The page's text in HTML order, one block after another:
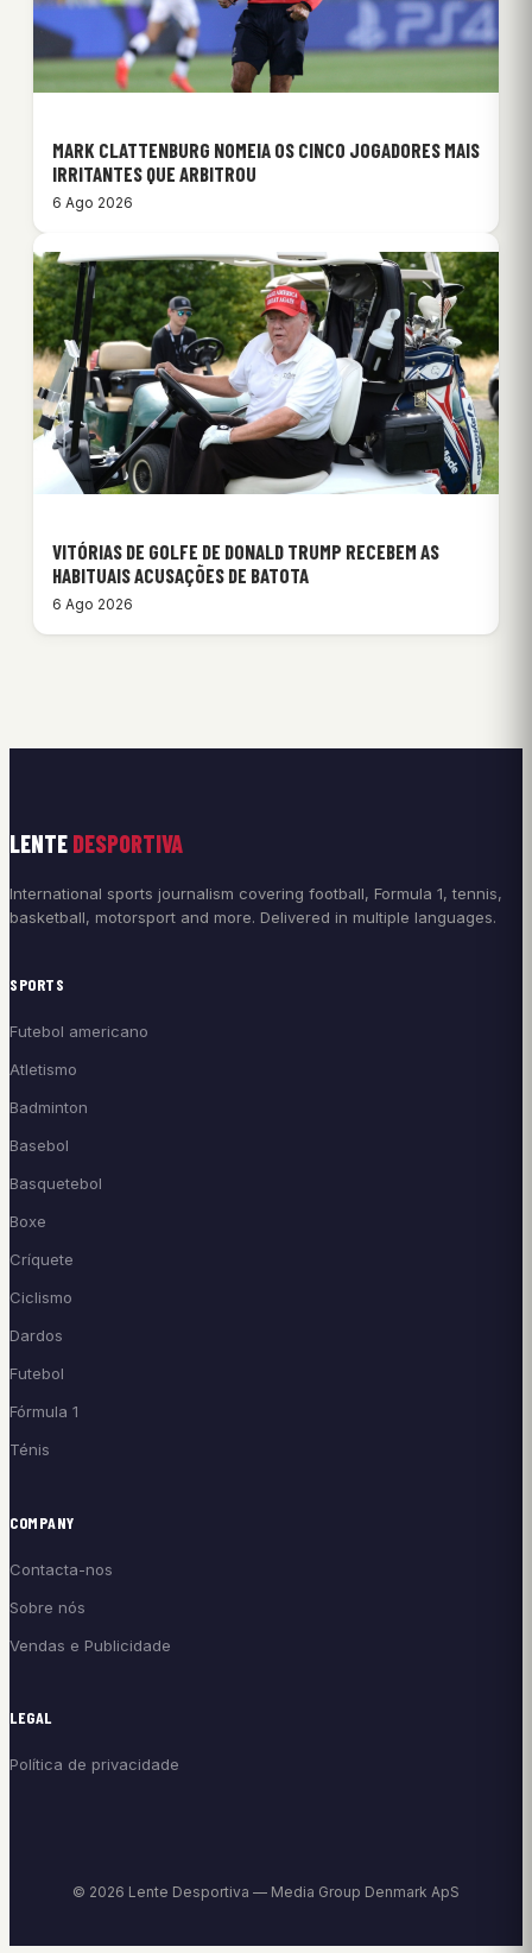
MARK CLATTENBURG NOMEIA OS CINCO JOGADORES MAIS
IRRITANTES QUE ARBITROU
6 Ago 2026
VITÓRIAS DE GOLFE DE DONALD TRUMP RECEBEM AS
HABITUAIS ACUSAÇÕES DE BATOTA
6 Ago 2026
LENTE DESPORTIVA
International sports journalism covering football, Formula 1, tennis,
basketball, motorsport and more. Delivered in multiple languages.
SPORTS
Futebol americano
Atletismo
Badminton
Basebol
Basquetebol
Boxe
Críquete
Ciclismo
Dardos
Futebol
Fórmula 1
Ténis
COMPANY
Contacta-nos
Sobre nós
Vendas e Publicidade
LEGAL
Política de privacidade
© 2026 Lente Desportiva — Media Group Denmark ApS